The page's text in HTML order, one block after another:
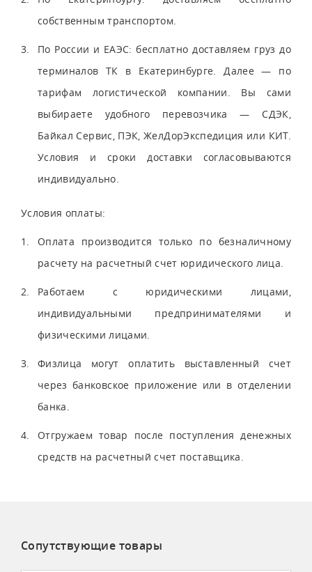
собственным транспортом.
По России и ЕАЭС: бесплатно доставляем груз до
терминалов ТК в Екатеринбурге. Далее — по
тарифам логистической компании. Вы сами
выбираете удобного перевозчика — СДЭК,
Байкал Сервис, ПЭК, ЖелДорЭкспедиция или КИТ.
Условия и сроки доставки согласовываются
индивидуально.
Условия оплаты:
Оплата производится только по безналичному
расчету на расчетный счет юридического лица.
Работаем с юридическими лицами,
индивидуальными предпринимателями и
физическими лицами.
Физлица могут оплатить выставленный счет
через банковское приложение или в отделении
банка.
Отгружаем товар после поступления денежных
средств на расчетный счет поставщика.
Сопутствующие товары